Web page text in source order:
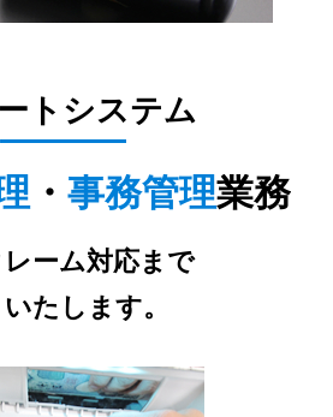
トシステム
・ 事務管理業務
ーム対応まで
たします。